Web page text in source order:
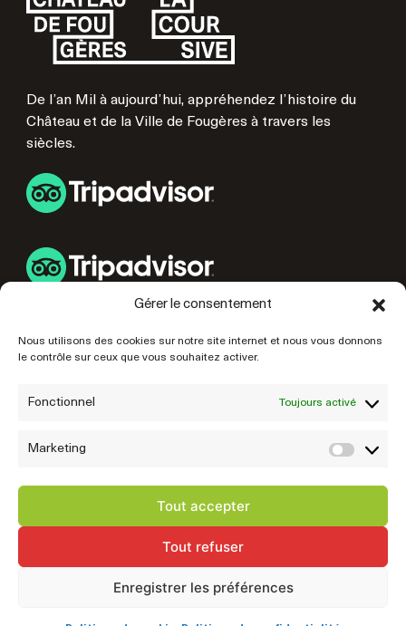
Gérer le consentement
Nous utilisons des cookies sur notre site internet et nous vous donnons
le contrôle sur ceux que vous souhaitez activer.
Fonctionnel Toujours activé
Marketing
Tout accepter
Tout refuser
Enregistrer les préférences
De l’an Mil à aujourd’hui, appréhendez l’histoire du
Château et de la Ville de Fougères à travers les
siècles.
LIENS UTILES
NOS PARTENAIRES
Exercez vos droits
Cookies Plan du site